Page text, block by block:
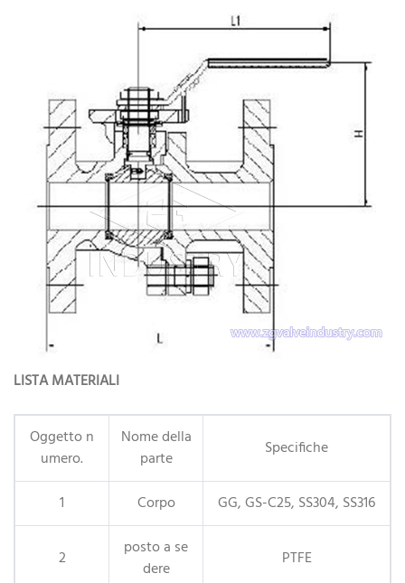
LISTA MATERIALI
Oggetto n
umero.
Nome della
parte
Specifiche
1 Corpo GG, GS-C25, SS304, SS316
2
posto a se
dere
PTFE